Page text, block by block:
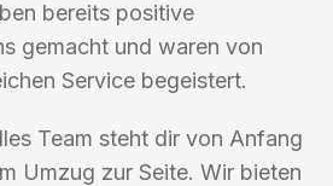
bereits positive
gemacht und waren von
Service begeistert.
Team steht dir von Anfang
Umzug zur Seite. Wir bieten